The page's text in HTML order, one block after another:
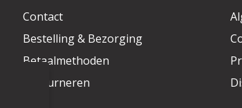
Contact
Bestelling & Bezorging
Betaalmethoden
Retourneren